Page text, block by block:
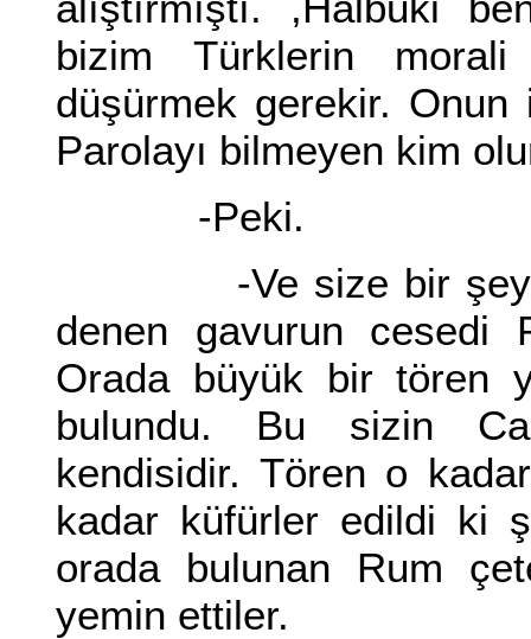
bizim Türklerin
düşürmek gerekir. Onun
Parolayı bilmeyen kim
-Peki.
-Ve size bir şey
denen gavurun cesedi
Orada büyük bir tören
bulundu. Bu sizin
kendisidir. Tören o
kadar küfürler edildi ki
orada bulunan Rum
yemin ettiler.